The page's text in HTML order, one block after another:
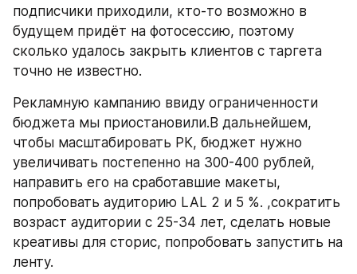
подписчики приходили, кто-то возможно в
будущем придёт на фотосессию, поэтому
сколько удалось закрыть клиентов с таргета
точно не известно.
Рекламную кампанию ввиду ограниченности
бюджета мы приостановили.В дальнейшем,
чтобы масштабировать РК, бюджет нужно
увеличивать постепенно на 300-400 рублей,
направить его на сработавшие макеты,
попробовать аудиторию LAL 2 и 5 %. ,сократить
возраст аудитории с 25-34 лет, сделать новые
креативы для сторис, попробовать запустить на
ленту.